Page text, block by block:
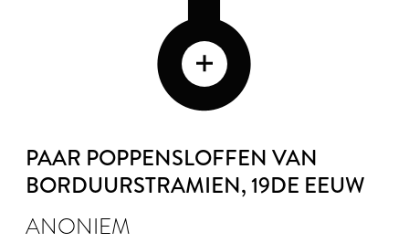
PAAR POPPENSLOFFEN VAN
BORDUURSTRAMIEN, 19DE EEUW
ANONIEM